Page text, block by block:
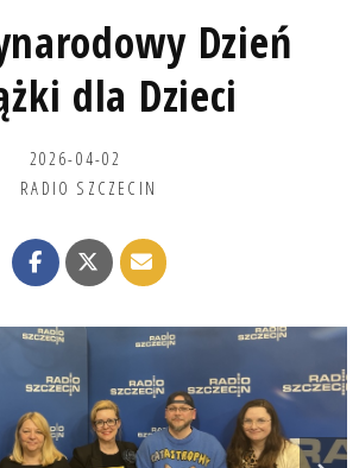
Dzień
dla Dzieci
2026-04-02
RADIO SZCZECIN